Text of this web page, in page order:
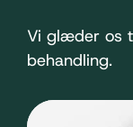
Vi glæder os
behandling.